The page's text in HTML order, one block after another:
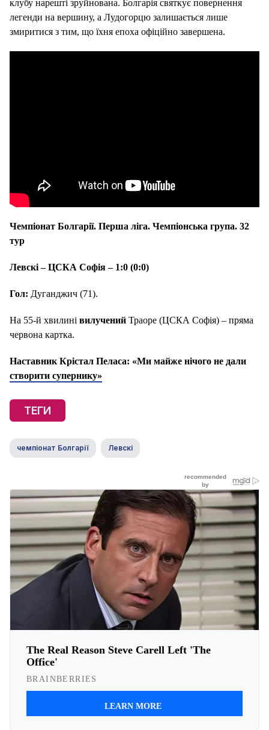
клубу нарешті зруйнована. Болгарія святкує повернення
легенди на вершину, а Лудогорцю залишається лише
змиритися з тим, що їхня епоха офіційно завершена.
Чемпіонат Болгарії. Перша ліга. Чемпіонська група. 32
тур
Левскі – ЦСКА Софія – 1:0 (0:0)
Гол: Дуганджич (71).
На 55-й хвилині вилучений Траоре (ЦСКА Софія) – пряма
червона картка.
Наставник Крістал Пеласа: «Ми майже нічого не дали
створити супернику»
ТЕГИ
чемпіонат Болгарії Левскі